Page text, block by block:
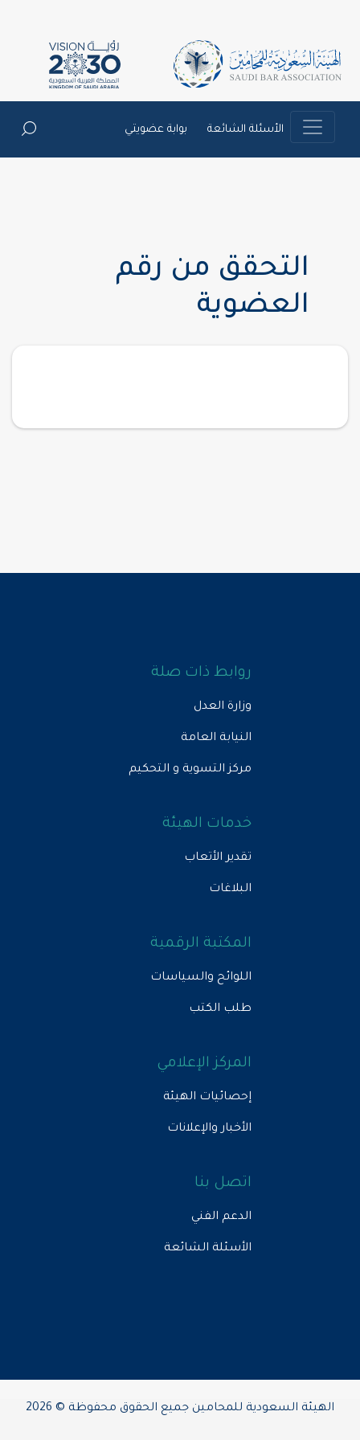
الأسئلة الشائعة بوابة عضويتي
التحقق من رقم
العضوية
روابط ذات صلة
وزارة العدل
النيابة العامة
مركز التسوية و التحكيم
خدمات الهيئة
تقدير الأتعاب
البلاغات
المكتبة الرقمية
اللوائح والسياسات
طلب الكتب
المركز الإعلامي
إحصائيات الهيئة
الأخبار والإعلانات
اتصل بنا
الدعم الفني
الأسئلة الشائعة
الهيئة السعودية للمحامين جميع الحقوق محفوظة © 2026